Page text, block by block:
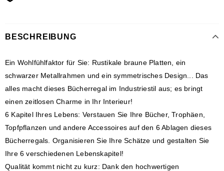
BESCHREIBUNG
Ein Wohlfühlfaktor für Sie: Rustikale braune Platten, ein
schwarzer Metallrahmen und ein symmetrisches Design... Das
alles macht dieses Bücherregal im Industriestil aus; es bringt
einen zeitlosen Charme in Ihr Interieur!
6 Kapitel Ihres Lebens: Verstauen Sie Ihre Bücher, Trophäen,
Topfpflanzen und andere Accessoires auf den 6 Ablagen dieses
Bücherregals. Organisieren Sie Ihre Schätze und gestalten Sie
Ihre 6 verschiedenen Lebenskapitel!
Qualität kommt nicht zu kurz: Dank den hochwertigen